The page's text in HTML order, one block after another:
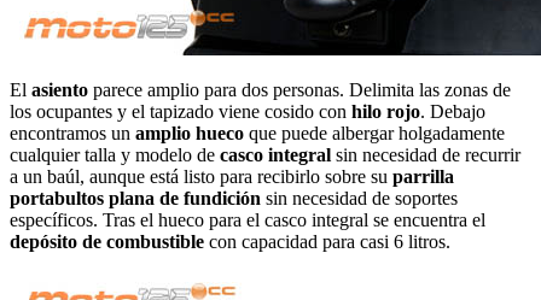
El asiento parece amplio para dos personas. Delimita las zonas de
los ocupantes y el tapizado viene cosido con hilo rojo. Debajo
encontramos un amplio hueco que puede albergar holgadamente
cualquier talla y modelo de casco integral sin necesidad de recurrir
a un baúl, aunque está listo para recibirlo sobre su parrilla
portabultos plana de fundición sin necesidad de soportes
específicos. Tras el hueco para el casco integral se encuentra el
depósito de combustible con capacidad para casi 6 litros.